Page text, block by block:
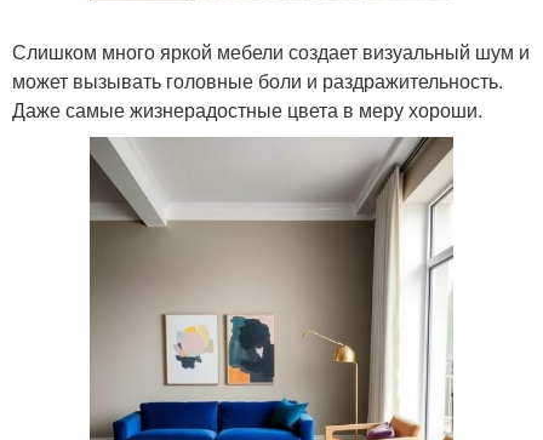
Слишком много яркой мебели создает визуальный шум и
может вызывать головные боли и раздражительность.
Даже самые жизнерадостные цвета в меру хороши.